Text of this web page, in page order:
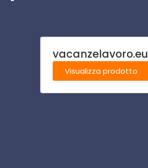
vacanzelavoro.eu
Visualizza prodotto